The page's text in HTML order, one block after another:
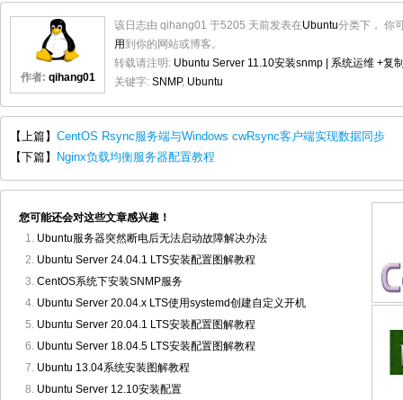
作者: qihang01
该日志由 qihang01 于5205 天前发表在Ubuntu分类下， 你
用到你的网站或博客。
转载请注明: Ubuntu Server 11.10安装snmp | 系统运维 +复
关键字: SNMP, Ubuntu
【上篇】 CentOS Rsync服务端与Windows cwRsync客户端实现数据同步
【下篇】
Nginx负载均衡服务器配置教程
您可能还会对这些文章感兴趣！
Ubuntu服务器突然断电后无法启动故障解决办法
Ubuntu Server 24.04.1 LTS安装配置图解教程
CentOS系统下安装SNMP服务
Ubuntu Server 20.04.x LTS使用systemd创建自定义开机
Ubuntu Server 20.04.1 LTS安装配置图解教程
Ubuntu Server 18.04.5 LTS安装配置图解教程
Ubuntu 13.04系统安装图解教程
Ubuntu Server 12.10安装配置